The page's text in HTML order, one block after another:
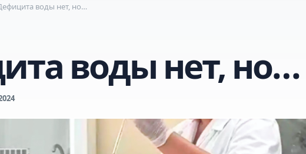
воды нет, но…
воды нет, но…